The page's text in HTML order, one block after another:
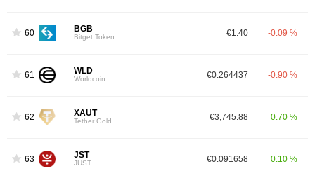
60 BGB
Bitget Token €1.40 -0.09 %
61 WLD
Worldcoin €0.264437 -0.90 %
62 XAUT
Tether Gold €3,745.88 0.70 %
63 JST
JUST €0.091658 0.10 %